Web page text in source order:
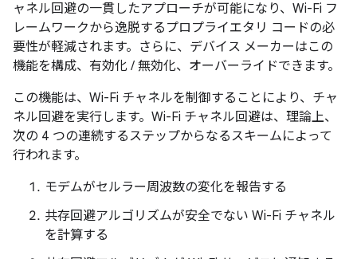
ャネル回避の一貫したアプローチが可能になり、Wi-Fi フ
レームワークから逸脱するプロプライエタリ コードの必
要性が軽減されます。さらに、デバイス メーカーはこの
機能を構成、有効化 / 無効化、オーバーライドできます。
この機能は、Wi-Fi チャネルを制御することにより、チャ
ネル回避を実行します。Wi-Fi チャネル回避は、理論上、
次の 4 つの連続するステップからなるスキームによって
行われます。
モデムがセルラー周波数の変化を報告する
共存回避アルゴリズムが安全でない Wi-Fi チャネル
を計算する